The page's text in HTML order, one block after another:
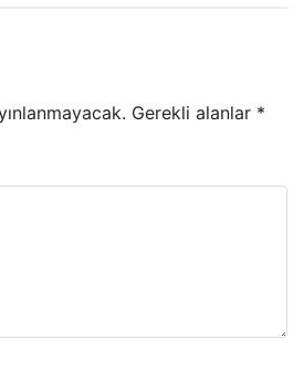
Gerekli alanlar *